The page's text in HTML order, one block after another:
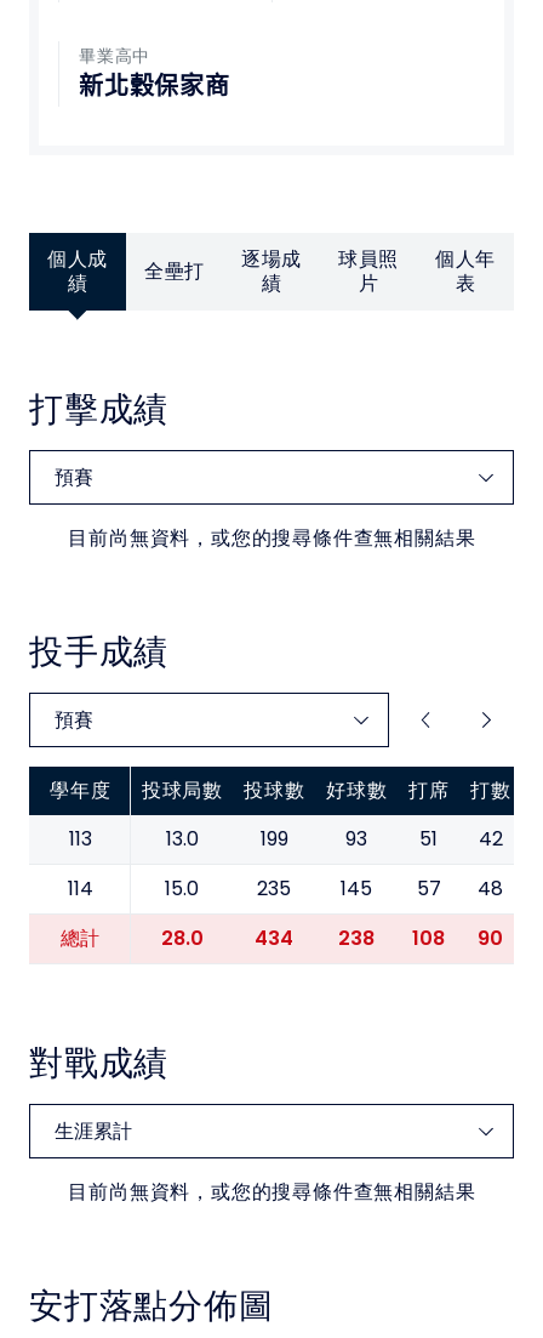
教育部體育署
畢業高中
新北穀保家商
個人成
績
全壘打
逐場成
績
球員照
片
個人年
表
打擊成績
目前尚無資料，或您的搜尋條件查無相關結果
投手成績
學年度 投球局數 投球數 好球數 打席 打數
113 13.0 199 93 51
42
114
15.0 235 145 57 48
總計 28.0 434 238 108 90
對戰成績
目前尚無資料，或您的搜尋條件查無相關結果
安打落點分佈圖